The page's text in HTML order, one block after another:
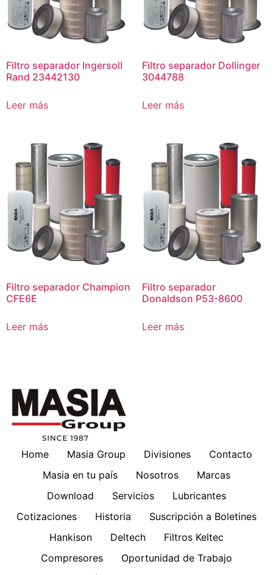
Filtro separador Ingersoll
Rand 23442130
Leer más
Filtro separador Dollinger
3044788
Leer más
Filtro separador Champion
CFE6E
Leer más
Filtro separador
Donaldson P53-8600
Leer más
Home Masia Group Divisiones
Contacto
Masia en tu país
Nosotros
Marcas
Download
Servicios
Lubricantes
Cotizaciones
Historia
Suscripción a Boletines
Hankison
Deltech
Filtros Keltec
Compresores
Oportunidad de Trabajo